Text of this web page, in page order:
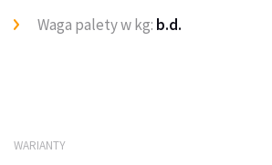
Waga palety w kg: b.d.
WARIANTY